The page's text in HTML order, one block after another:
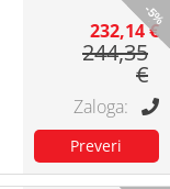
-5%
232,14 €
244,35
€